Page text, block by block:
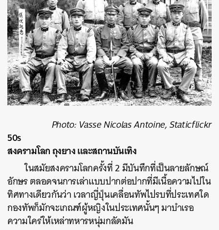
Photo: Vasse Nicolas Antoine, Staticflickr
50s
สงครามโลก ถุงยาง และสถานบันเทิง
ในสมัยสงครามโลกครั้งที่ 2 มีบันทึกที่เป็นลายลักษณ์
อักษร ตลอดจนการเล่าแบบปากต่อปากที่มีเนื้อความไปใน
ทิศทางเดียวกันว่า เวลาญี่ปุ่นเคลื่อนทัพไปรบที่ประเทศใด
กองทัพก็มักจะเกณฑ์ผู้หญิงในประเทศนั้นๆ มาบำเรอ
ความใคร่ให้เหล่าทหารหนุ่มกลัดมัน